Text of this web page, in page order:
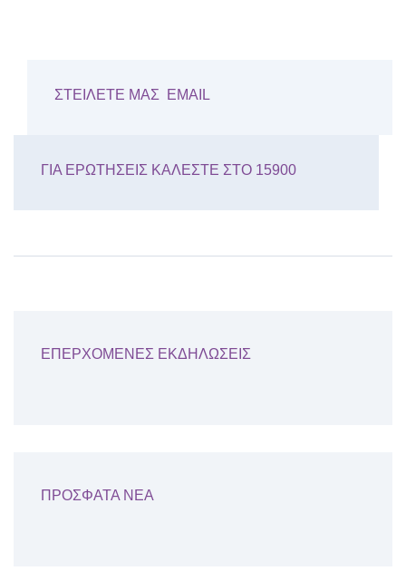
ΣΤΕΙΛΕΤΕ ΜΑΣ EMAIL
ΓΙΑ ΕΡΩΤΗΣΕΙΣ ΚΑΛΕΣΤΕ ΣΤΟ 15900
ΕΠΕΡΧΟΜΕΝΕΣ ΕΚΔΗΛΩΣΕΙΣ
ΠΡΟΣΦΑΤΑ ΝΕΑ